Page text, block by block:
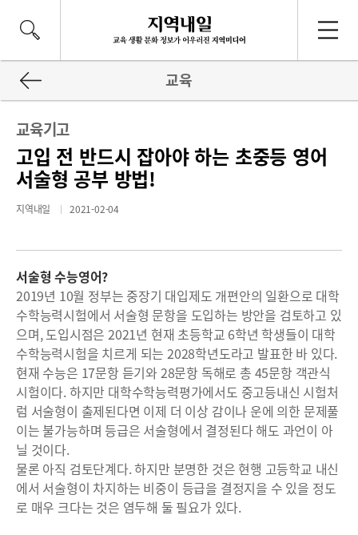
교육
교육기고
고입 전 반드시 잡아야 하는 초중등 영어
서술형 공부 방법!
지역내일 2021-02-04
서술형 수능영어?
2019년 10월 정부는 중장기 대입제도 개편안의 일환으로 대학
수학능력시험에서 서술형 문항을 도입하는 방안을 검토하고 있
으며, 도입시점은 2021년 현재 초등학교 6학년 학생들이 대학
수학능력시험을 치르게 되는 2028학년도라고 발표한 바 있다.
현재 수능은 17문항 듣기와 28문항 독해로 총 45문항 객관식
시험이다. 하지만 대학수학능력평가에서도 중고등내신 시험처
럼 서술형이 출제된다면 이제 더 이상 감이나 운에 의한 문제풀
이는 불가능하며 등급은 서술형에서 결정된다 해도 과언이 아
닐 것이다.
물론 아직 검토단계다. 하지만 분명한 것은 현행 고등학교 내신
에서 서술형이 차지하는 비중이 등급을 결정지을 수 있을 정도
로 매우 크다는 것은 염두해 둘 필요가 있다.